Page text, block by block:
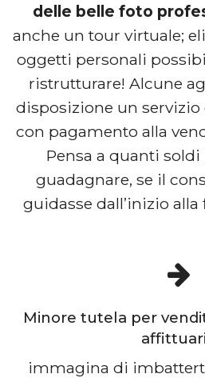
delle belle foto
anche un tour virtuale;
oggetti personali
ristrutturare! Alcune
disposizione un
con pagamento alla
Pensa a quanti
guadagnare, se il
guidasse dall’inizio
Minore tutela per
immagina di